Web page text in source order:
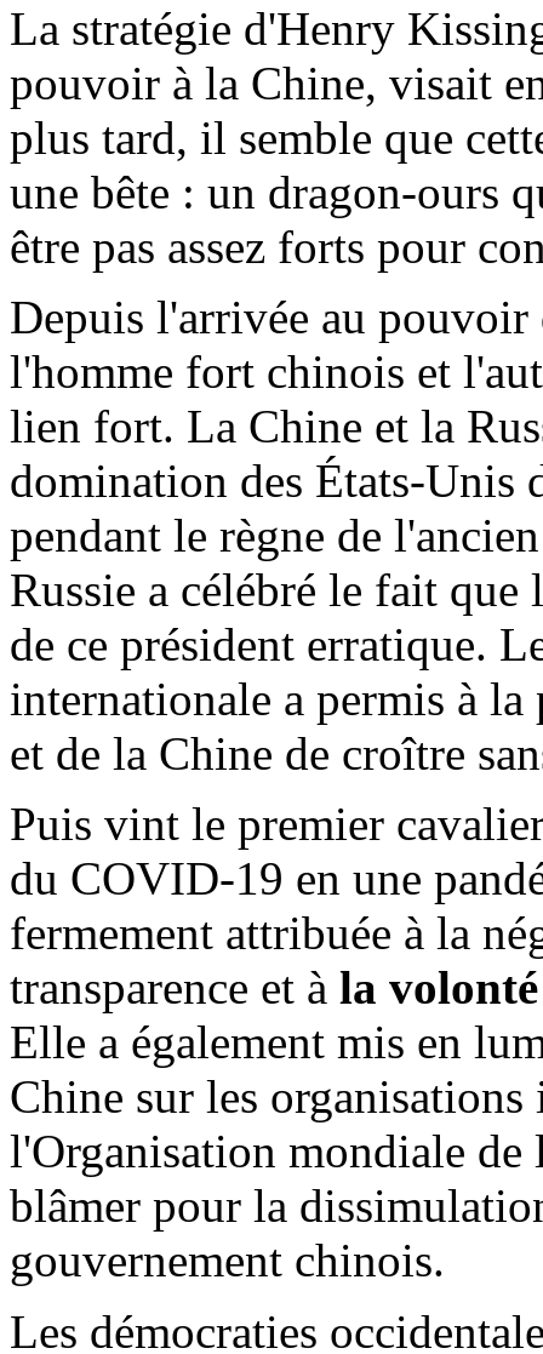
La stratégie d'Henry
pouvoir à la Chine, visait
plus tard, il semble que
une bête : un dragon-ours
être pas assez forts pour
Depuis l'arrivée au
l'homme fort chinois et
lien fort. La Chine et la
domination des États-Unis
pendant le règne de
Russie a célébré le fait
de ce président erratique.
internationale a permis à la
et de la Chine de croître
Puis vint le premier
du COVID-19 en une
fermement attribuée à la
transparence et à la
Elle a également mis en
Chine sur les
l'Organisation mondiale de
blâmer pour la
gouvernement chinois.
Les démocraties